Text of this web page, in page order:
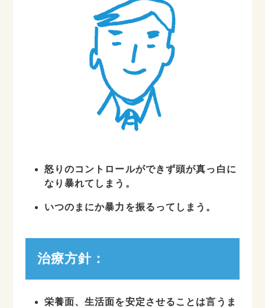
怒りのコントロールができず頭が真っ白に
なり暴れてしまう。
いつのまにか暴力を振るってしまう。
治療方針：
栄養面、生活面を安定させることは言うま